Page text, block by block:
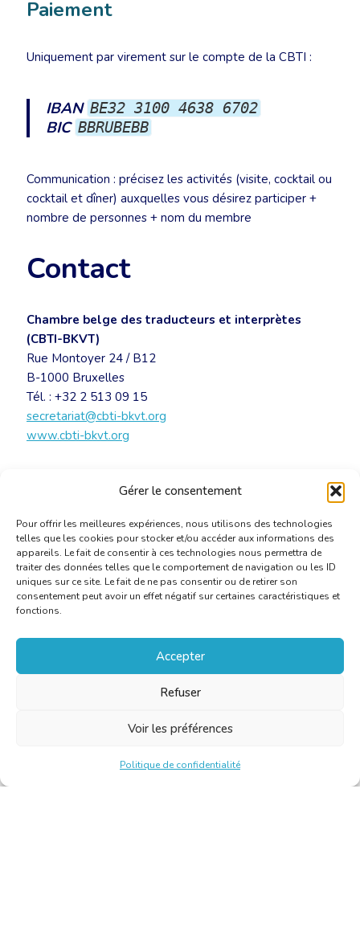
Gérer le consentement
Pour offrir les meilleures expériences, nous utilisons des technologies
telles que les cookies pour stocker et/ou accéder aux informations des
appareils. Le fait de consentir à ces technologies nous permettra de
traiter des données telles que le comportement de navigation ou les ID
uniques sur ce site. Le fait de ne pas consentir ou de retirer son
consentement peut avoir un effet négatif sur certaines caractéristiques et
fonctions.
Accepter
Refuser
Voir les préférences
Politique de confidentialité
Paiement
Uniquement par virement sur le compte de la CBTI :
IBAN BE32 3100 4638 6702
BIC BBRUBEBB
Communication : précisez les activités (visite, cocktail ou
cocktail et dîner) auxquelles vous désirez participer +
nombre de personnes + nom du membre
Contact
Chambre belge des traducteurs et interprètes
(CBTI-BKVT)
Rue Montoyer 24 / B12
B-1000 Bruxelles
Tél. : +32 2 513 09 15
secretariat@cbti-bkvt.org
www.cbti-bkvt.org